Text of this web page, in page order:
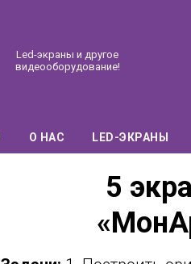
Led-экраны и другое
видеооборудование!
О НАС LED-ЭКРАНЫ
5